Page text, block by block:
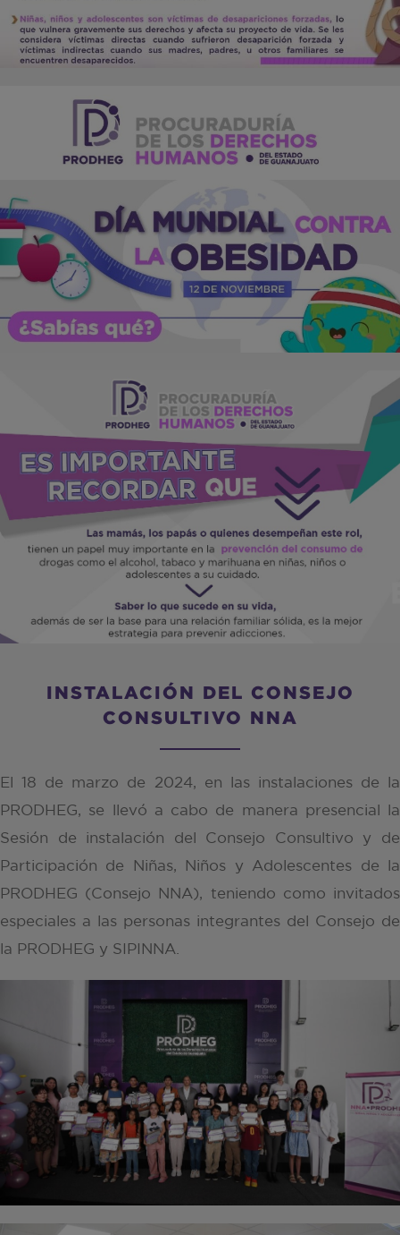
INSTALACIÓN DEL CONSEJO
CONSULTIVO NNA
El 18 de marzo de 2024, en las instalaciones de la
PRODHEG, se llevó a cabo de manera presencial la
Sesión de instalación del Consejo Consultivo y de
Participación de Niñas, Niños y Adolescentes de la
PRODHEG (Consejo NNA), teniendo como invitados
especiales a las personas integrantes del Consejo de
la PRODHEG y SIPINNA.